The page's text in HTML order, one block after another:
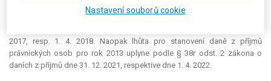
počínající běžet ode dne zahájení kontroly podle § 148 odst. 3
daňového řádu, dnem 25. 11. 2018, přičemž lhůta podle § 38r zákona o
2017, resp. 1. 4. 2018. Naopak lhůta pro stanovení daně z příjmů
právnických osob pro rok 2013 uplyne podle § 38r odst. 2 zákona o
daních z příjmů dne 31. 12. 2021, respektive dne 1. 4. 2022.
Nastavení souborů cookie